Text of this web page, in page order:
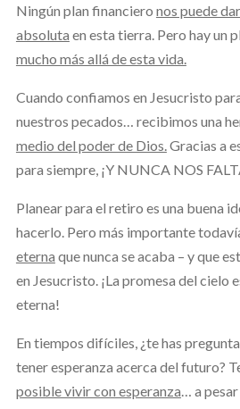
Ningún plan financiero nos puede
absoluta en esta tierra. Pero hay un
mucho más allá de esta vida.
Cuando confiamos en Jesucristo
nuestros pecados… recibimos una
medio del poder de Dios. Gracias a
para siempre, ¡Y NUNCA NOS
Planear para el retiro es una buena
hacerlo. Pero más importante
eterna que nunca se acaba – y que
en Jesucristo. ¡La promesa del cielo
eterna!
En tiempos difíciles, ¿te has
tener esperanza acerca del futuro?
posible vivir con esperanza … a